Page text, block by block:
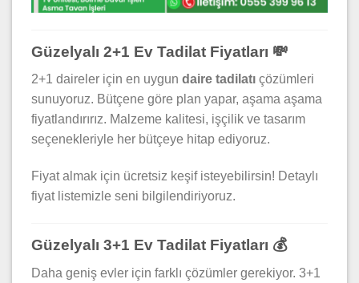
Güzelyalı 2+1 Ev Tadilat Fiyatları 💸
2+1 daireler için en uygun daire tadilatı çözümleri
sunuyoruz. Bütçene göre plan yapar, aşama aşama
fiyatlandırırız. Malzeme kalitesi, işçilik ve tasarım
seçenekleriyle her bütçeye hitap ediyoruz.
Fiyat almak için ücretsiz keşif isteyebilirsin! Detaylı
fiyat listemizle seni bilgilendiriyoruz.
Güzelyalı 3+1 Ev Tadilat Fiyatları 💰
Daha geniş evler için farklı çözümler gerekiyor. 3+1